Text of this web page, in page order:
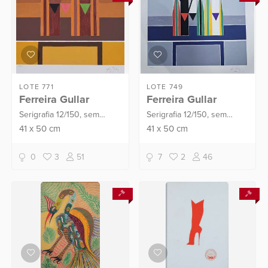
LOTE 771
Ferreira Gullar
Serigrafia 12/150, sem
moldura.
41x 50cm
0 3 51
LOTE 749
Ferreira Gullar
Serigrafia 12/150, sem
moldura.
41 x50 cm
7 2 46